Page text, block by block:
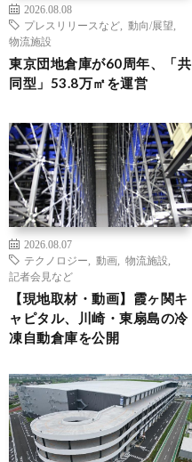
2026.08.08
プレスリリースなど
動向/展望
物流施設
東京団地倉庫が60周年、「共
同型」53.8万㎡を運営
2026.08.07
テクノロジー
動画 物流施設
記者会見など
【現地取材・動画】霞ヶ関キ
ャピタル、川崎・東扇島の冷
凍自動倉庫を公開